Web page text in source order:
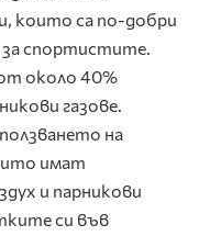
които са по-добри
за спортистите.
около 40%
газове.
на
имат
и парникови
си във